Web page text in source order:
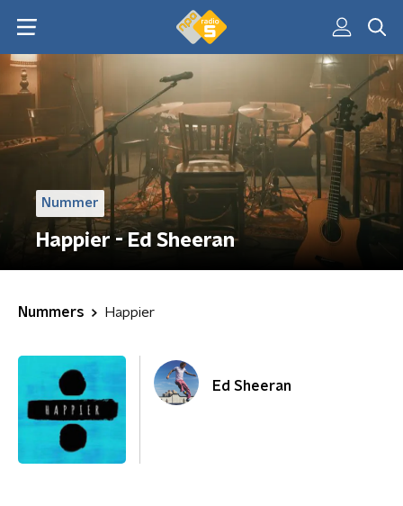
Nummer
Happier - Ed Sheeran
Nummers Happier
Ed Sheeran